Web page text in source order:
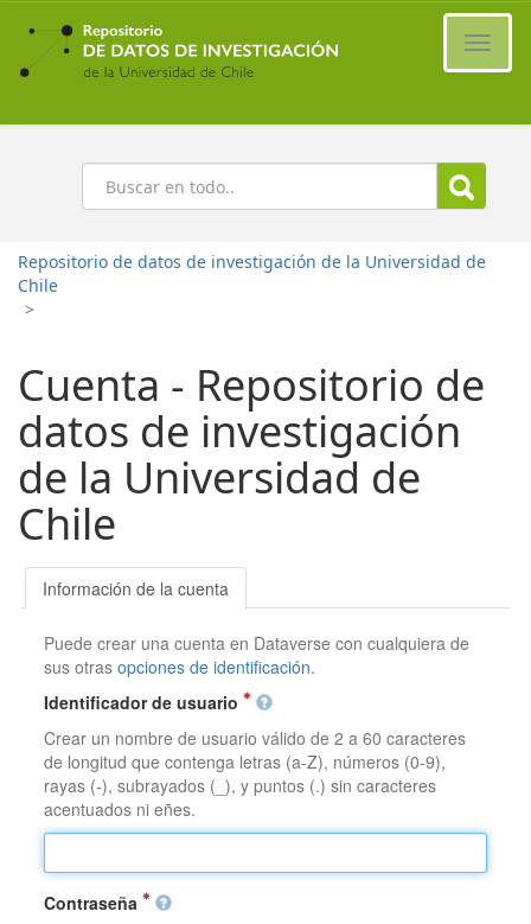
Ir
contenido
principal
Buscar
Repositorio de datos de investigación de la Universidad de
Chile
>
Cuenta - Repositorio de
datos de investigación
de la Universidad de
Chile
Información de la cuenta
Puede crear una cuenta en Dataverse con cualquiera de
sus otrasopciones de identificación.
Identificador de usuario
Crear un nombre de usuario válido de 2 a 60 caracteres
de longitud que contenga letras (a-Z), números (0-9),
rayas (-), subrayados (_), y puntos (.) sin caracteres
acentuados ni eñes.
Contraseña